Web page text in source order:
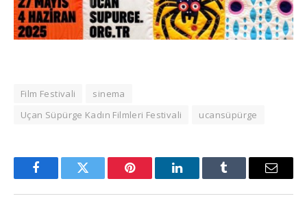
Film Festivali
sinema
Uçan Süpürge Kadın Filmleri Festivali
ucansüpürge
FacebookTwitter Pinterest LinkedInTumblr Email